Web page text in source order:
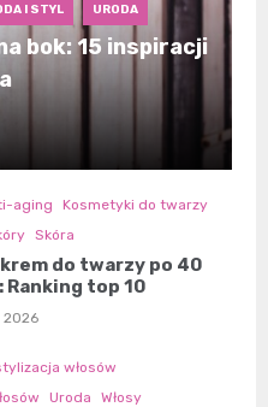
I STYL URODA
bok: 15 inspiracji
aging
Kosmetyki do twarzy
Skóra
do twarzy po 40
Ranking top 10
2026
włosów
Uroda Włosy